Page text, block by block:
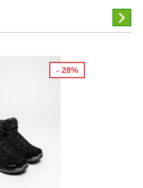
- 28%